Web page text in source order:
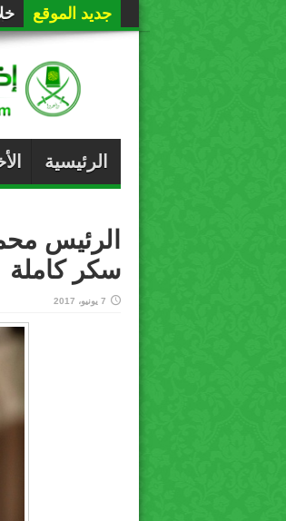
جديد الموقع
الرئيسية
الرئيس
سكر كاملة
7 يونيو، 2017